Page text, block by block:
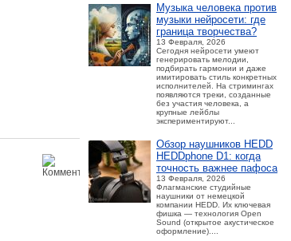
Музыка человека против
музыки нейросети: где
граница творчества?
13 Февраля, 2026
Сегодня нейросети умеют
генерировать мелодии,
подбирать гармонии и даже
имитировать стиль конкретных
исполнителей. На стримингах
появляются треки, созданные
без участия человека, а
крупные лейблы
экспериментируют...
Обзор наушников HEDD
HEDDphone D1: когда
точность важнее пафоса
13 Февраля, 2026
Флагманские студийные
наушники от немецкой
компании HEDD. Их ключевая
фишка — технология Open
Sound (открытое акустическое
оформление)....